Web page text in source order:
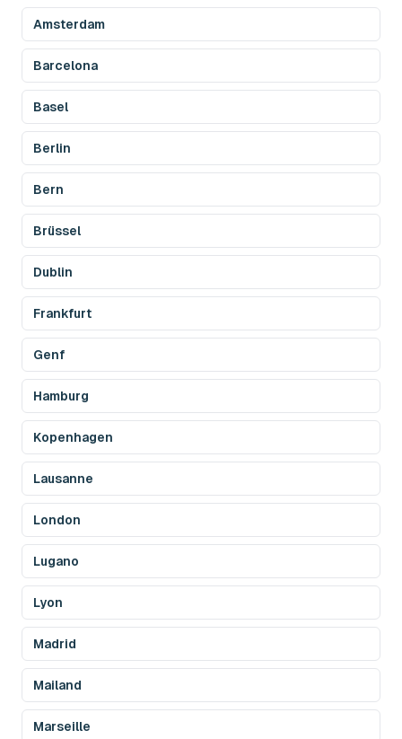
Amsterdam
Barcelona
Basel
Berlin
Bern
Brüssel
Dublin
Frankfurt
Genf
Hamburg
Kopenhagen
Lausanne
London
Lugano
Lyon
Madrid
Mailand
Marseille